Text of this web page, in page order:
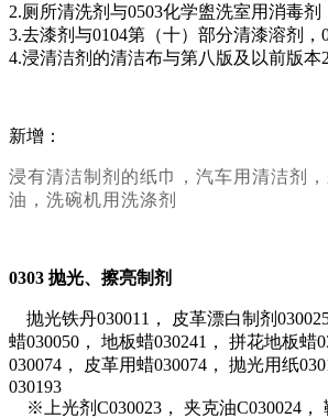
2.厕所清洗剂与0503化学盥洗室用消毒剂
3.去漆剂与0104第（十）部分清漆溶剂
4.浸清洁剂的清洁布与第八版及以前版
新增：
浸有清洁制剂的纸巾，汽车用清洁剂
油，洗碗机用洗涤剂
0303 抛光、擦亮制剂
抛光铁丹030011， 皮革漂白制剂
蜡030050， 地板蜡030241， 拼花地板
030074， 皮革用蜡030074， 抛光用纸
030193
※上光剂C030023， 夹克油C030024，